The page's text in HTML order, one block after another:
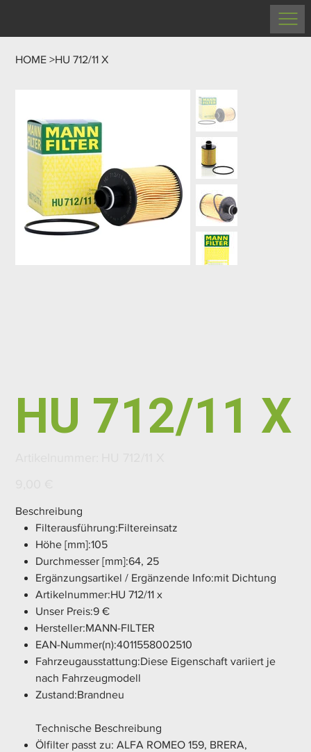
HOME >HU 712/11 X
HU 712/11 X
Beschreibung
Filterausführung:Filtereinsatz
Höhe [mm]:105
Durchmesser [mm]:64, 25
Ergänzungsartikel / Ergänzende Info:mit Dichtung
Artikelnummer:HU 712/11 x
Unser Preis:9 €
Hersteller:MANN-FILTER
EAN-Nummer(n):4011558002510
Fahrzeugausstattung:Diese Eigenschaft variiert je
nach Fahrzeugmodell
Zustand:Brandneu
Technische Beschreibung
Ölfilter passt zu: ALFA ROMEO 159, BRERA,